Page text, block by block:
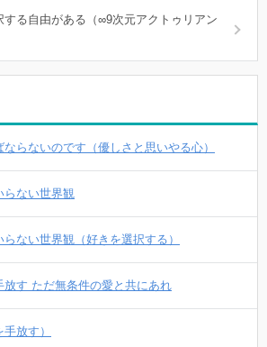
る自由がある（∞9次元アクトゥリアン
らないのです（優しさと思いやる心）
ない世界観
ない世界観（好きを選択する）
放す ただ無条件の愛と共にあれ
放す）